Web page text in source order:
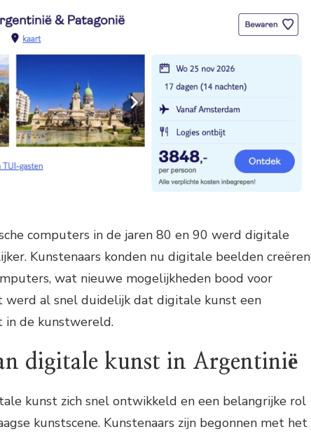
computers in de jaren 80 en 90 werd digitale
Kunstenaars konden nu digitale beelden creëren
wat nieuwe mogelijkheden bood voor
werd al snel duidelijk dat digitale kunst een
de kunstwereld.
digitale kunst in Argentinië
kunst zich snel ontwikkeld en een belangrijke rol
kunstscene. Kunstenaars zijn begonnen met het